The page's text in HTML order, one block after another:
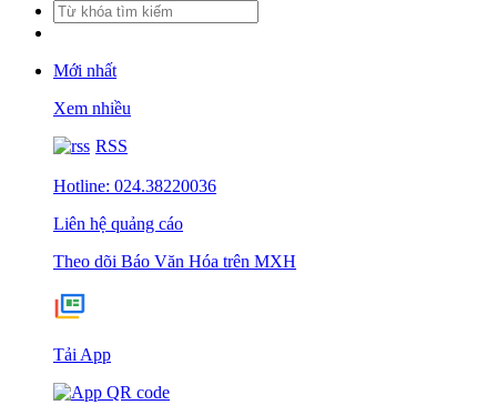
Mới nhất
Xem nhiều
RSS
Hotline: 024.38220036
Liên hệ quảng cáo
Theo dõi Báo Văn Hóa trên MXH
Tải App